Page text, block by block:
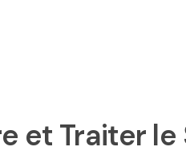
et Traiter le